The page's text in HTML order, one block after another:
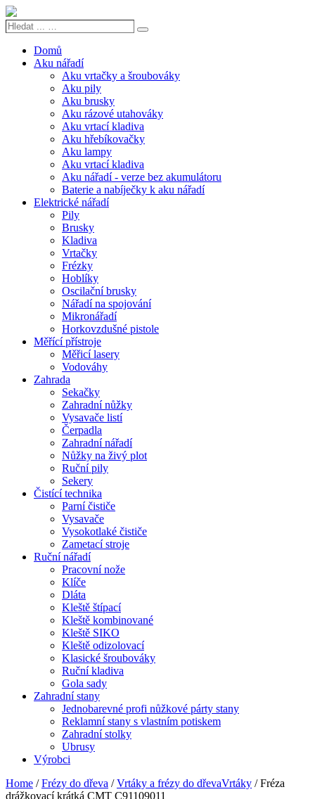
Hledat
Search
Domů
Aku nářadí
Aku vrtačky a šroubováky
Aku pily
Aku brusky
Aku rázové utahováky
Aku vrtací kladiva
Aku hřebíkovačky
Aku lampy
Aku vrtací kladiva
Aku nářadí - verze bez akumulátoru
Baterie a nabíječky k aku nářadí
Elektrické nářadí
Pily
Brusky
Kladiva
Vrtačky
Frézky
Hoblíky
Oscilační brusky
Nářadí na spojování
Mikronářadí
Horkovzdušné pistole
Měřící přístroje
Měřicí lasery
Vodováhy
Zahrada
Sekačky
Zahradní nůžky
Vysavače listí
Čerpadla
Zahradní nářadí
Nůžky na živý plot
Ruční pily
Sekery
Čistící technika
Parní čističe
Vysavače
Vysokotlaké čističe
Zametací stroje
Ruční nářadí
Pracovní nože
Klíče
Dláta
Kleště štípací
Kleště kombinované
Kleště SIKO
Kleště odizolovací
Klasické šroubováky
Ruční kladiva
Gola sady
Zahradní stany
Jednobarevné profi nůžkové párty stany
Reklamní stany s vlastním potiskem
Zahradní stolky
Ubrusy
Výrobci
Home /Frézy do dřeva /Vrtáky a frézy do dřevaVrtáky / Fréza
drážkovací krátká CMT C91109011